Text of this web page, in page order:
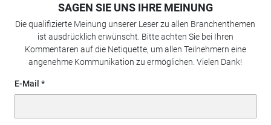
SAGEN SIE UNS IHRE MEINUNG
Die qualifizierte Meinung unserer Leser zu allen Branchenthemen
ist ausdrücklich erwünscht. Bitte achten Sie bei Ihren
Kommentaren auf die Netiquette, um allen Teilnehmern eine
angenehme Kommunikation zu ermöglichen. Vielen Dank!
E-Mail